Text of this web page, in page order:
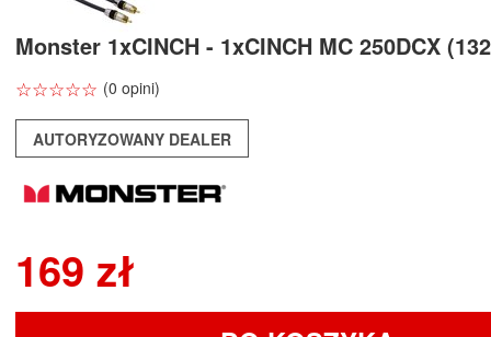
Monster 1xCINCH - 1xCINCH MC 250DCX
☆☆☆☆☆
★★★★★ (0 opini)
AUTORYZOWANY DEALER
169 zł